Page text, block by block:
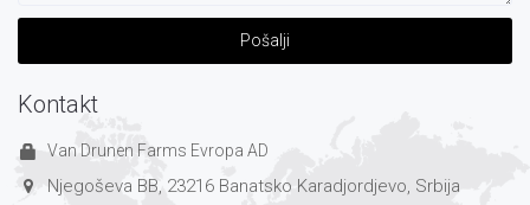
Pošalji
Kontakt
Van Drunen Farms Evropa AD
Njegoševa BB, 23216 Banatsko Karadjordjevo, Srbija